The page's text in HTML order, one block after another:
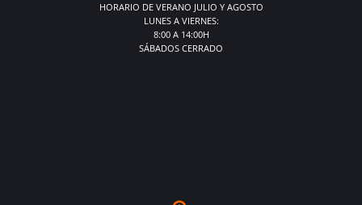
HORARIO DE VERANO JULIO Y AGOSTO
LUNES A VIERNES:
8:00 A 14:00H
SÁBADOS CERRADO